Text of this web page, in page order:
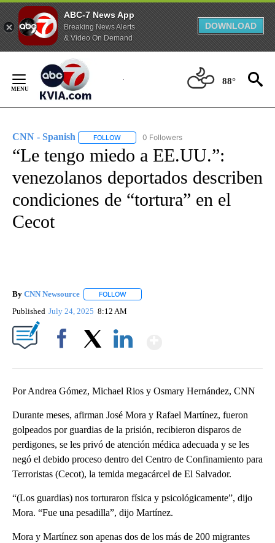
ABC-7 News App
Breaking News Alerts
& Video On Demand
DOWNLOAD
Content
88°
CNN - Spanish FOLLOW FOLLOW "CNN - SPANISH" TO RECEIVE
0 Followers
“Le tengo miedo a EE.UU.”:
venezolanos deportados describen
condiciones de “tortura” en el
Cecot
By CNN Newsource FOLLOW
Published July 24, 2025 8:12 AM
Por Andrea Gómez, Michael Rios y Osmary Hernández, CNN
Durante meses, afirman José Mora y Rafael Martínez, fueron
golpeados por guardias de la prisión, recibieron disparos de
perdigones, se les privó de atención médica adecuada y se les
negó el debido proceso dentro del Centro de Confinamiento para
Terroristas (Cecot), la temida megacárcel de El Salvador.
“(Los guardias) nos torturaron física y psicológicamente”, dijo
Mora. “Fue una pesadilla”, dijo Martínez.
Mora y Martínez son apenas dos de los más de 200 migrantes